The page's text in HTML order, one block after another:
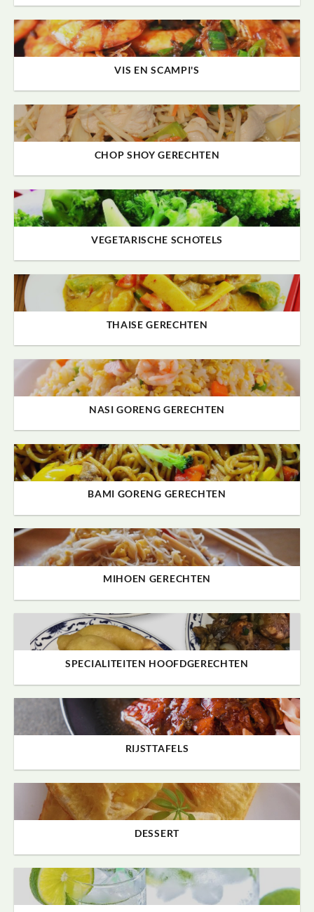
VIS EN SCAMPI'S
CHOP SHOY GERECHTEN
VEGETARISCHE SCHOTELS
THAISE GERECHTEN
NASI GORENG GERECHTEN
BAMI GORENG GERECHTEN
MIHOEN GERECHTEN
SPECIALITEITEN HOOFDGERECHTEN
RIJSTTAFELS
DESSERT